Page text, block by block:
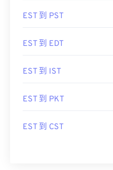
EST 到 PST
EST 到 EDT
EST 到 IST
EST 到 PKT
EST 到 CST